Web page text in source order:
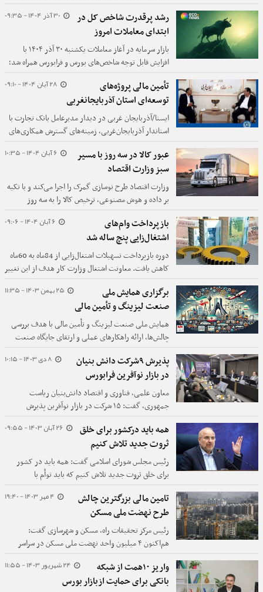
الحاق ایران به کنوانسیون مکه در دستور کار نمایندگان
قرار گرفت.
30 آذر 1404 - 09:35
رشد پرقدرت شاخص کل در
ابتدای معاملات امروز
بازار سرمایه در آغاز معاملات یکشنبه ۳۰ آذر ۱۴۰۴ با
افزایش قابل توجه شاخص‌های بورس و فرابورس همراه شد؛
به‌طوری که شاخص کل بورس بیش از ۲۴ هزار واحد رشد
کرد.
28 آبان 1404 - 09:10
تأمین مالی پروژه‌های
توسعه‌ای استان آذربایجانغربی
ایسنا/آذربایجان غربی در دیدار مدیرعامل بانک تجارت با
استاندار آذربایجان‌غربی، زمینه‌های گسترش همکاری‌های
بانکی و حمایت از طرح‌های اقتصادی و توسعه‌ای این
استان مورد بررسی قرار گرفت.
6 آبان 1404 - 10:35
عبور کالا در سه روز با مسیر
سبز وزارت اقتصاد
وزارت اقتصاد طرح نوسازی گمرک را اجرا می‌کند و با تکیه
بر داده و هوش مصنوعی، ترخیص کالا را به سه روز
می‌رساند تا تجارت خارجی کشور تسهیل شود.
6 آبان 1404 - 09:06
بازپرداخت وام‌های
اشتغال‌زایی پنچ ساله شد
دوره بازپرداخت تسهیلات اشتغال‌زایی از 84ماه به 60ماه
کاهش یافت. معاونت اشتغال وزارت کار هدف از این تغییر
را تسهیل دسترسی کارآفرینان به منابع مالی و افزایش
اثربخشی طرح‌های خوداشتغالی اعلام کرد.
25 بهمن 1403 - 11:35
برگزاری همایش ملی
صنعت لیزینگ و تأمین مالی
همایش ملی صنعت لیزینگ و تأمین مالی با هدف بررسی
چالش‌ها، ارائه راهکارهای عملی و ارتقای جایگاه صنعت
لیزینگ در اقتصاد کشور روز یکشنبه ۲۸ بهمن‌ماه، در مرکز
همایش‌های بانک مرکزی برگزار می‌شود.
8 دی 1403 - 10:15
پذیرش ۹شرکت دانش بنیان
در بازار نوآفرین فرابورس
معاون علمی، فناوری و اقتصاد دانش‌بنیان ریاست
جمهوری، گفت: ۱۵ شرکت در بازار نوآفرین پذیرش
شده‌اند که ۹ شرکت دانش‌بنیان هستند.
26 آبان 1403 - 09:55
همه باید درکشور برای خلق
ثروت جدید تلاش کنیم
رئیس مجلس شورای اسلامی گفت: همه باید در کشور
برای خلق ثروت جدید تلاش کنیم که باید توأم با
ارزش‌آفرینی و بر بستر عدالت باشد.
4 مهر 1403 - 19:40
تامین مالی بزرگترین چالش
طرح نهضت ملی مسکن
رئیس مرکز تحقیقات راه، مسکن و شهرسازی گفت:
هم‌اکنون ۴ میلیون واحد نهضت ملی مسکن در سراسر
کشور درحال ساخت است و بزرگ‌ترین مانع، تامین مالی
این طرح به شمار می‌رود.
24 شهریور 1403 - 11:55
واریز ۱۰همت از شبکه
بانکی برای حمایت ازبازار بورس